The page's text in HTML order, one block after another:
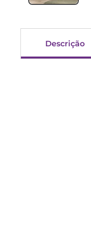
Descrição